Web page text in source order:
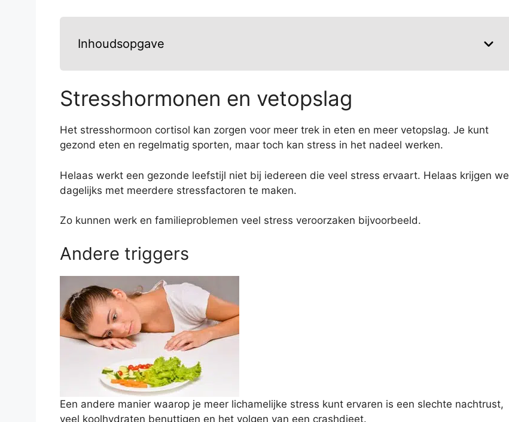
Inhoudsopgave
Stresshormonen en vetopslag
Het stresshormoon cortisol kan zorgen voor meer trek in eten en meer vetopslag. Je kunt
gezond eten en regelmatig sporten, maar toch kan stress in het nadeel werken.
Helaas werkt een gezonde leefstijl niet bij iedereen die veel stress ervaart. Helaas krijgen we
dagelijks met meerdere stressfactoren te maken.
Zo kunnen werk en familieproblemen veel stress veroorzaken bijvoorbeeld.
Andere triggers
Een andere manier waarop je meer lichamelijke stress kunt ervaren is een slechte nachtrust,
veel koolhydraten benuttigen en het volgen van een crashdieet.